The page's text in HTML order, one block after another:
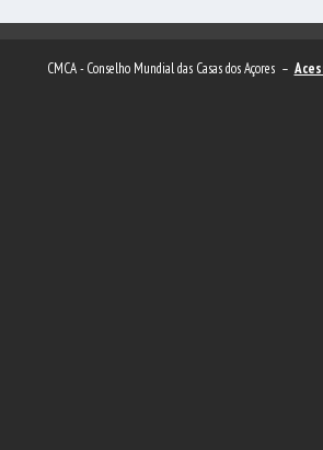
CMCA - Conselho Mundial das Casas dos Açores –